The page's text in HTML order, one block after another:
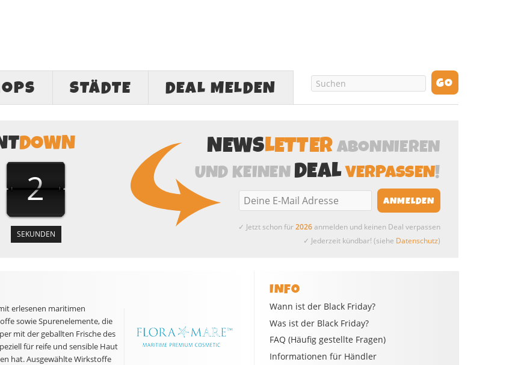
STÄDTE DEAL MELDEN
DOWN
1
NEWSLETTERABONNIEREN
UND KEINENDEALVERPASSEN!
✓ Jetzt schon für2026anmelden und keinen Deal verpassen
✓ Jederzeit kündbar! (siehe Datenschutz)
erlesenen maritimen
sowie Spurenelemente, die
mit der geballten Frische des
für reife und sensible Haut
hat. Ausgewählte Wirkstoffe
INFO
Wann ist der Black Friday?
Was ist der Black Friday?
FAQ (Häufig gestellte Fragen)
Informationen für Händler